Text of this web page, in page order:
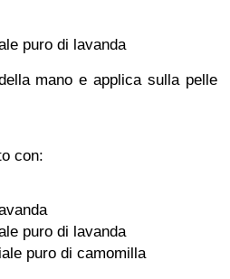
puro di lavanda
mano e applica sulla pelle
con:
puro di lavanda
puro di camomilla